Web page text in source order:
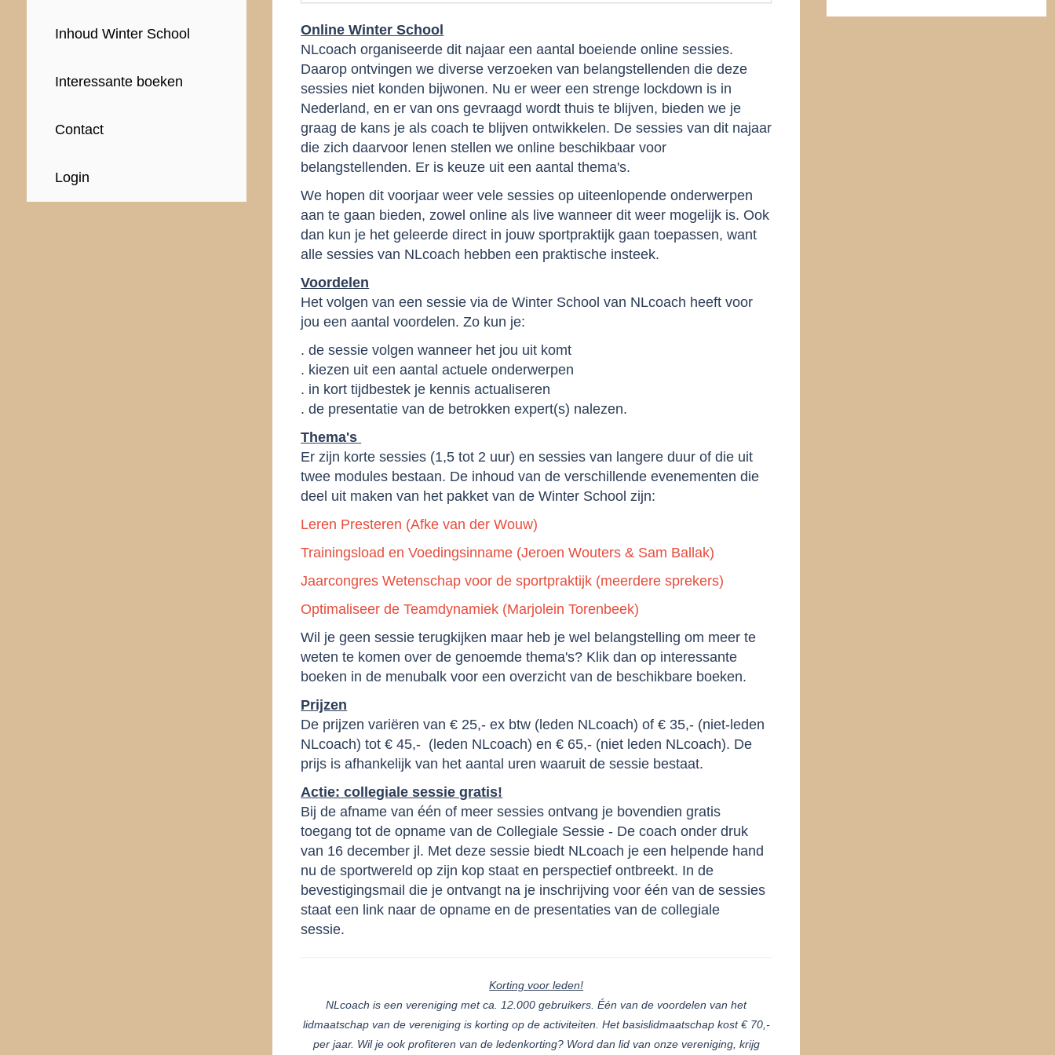
Inhoud Winter School
Interessante boeken
Contact
Login
Online Winter School
NLcoach organiseerde dit najaar een aantal boeiende online sessies.
Daarop ontvingen we diverse verzoeken van belangstellenden die deze
sessies niet konden bijwonen. Nu er weer een strenge lockdown is in
Nederland, en er van ons gevraagd wordt thuis te blijven, bieden we je
graag de kans je als coach te blijven ontwikkelen. De sessies van dit najaar
die zich daarvoor lenen stellen we online beschikbaar voor
belangstellenden. Er is keuze uit een aantal thema's.
We hopen dit voorjaar weer vele sessies op uiteenlopende onderwerpen
aan te gaan bieden, zowel online als live wanneer dit weer mogelijk is. Ook
dan kun je het geleerde direct in jouw sportpraktijk gaan toepassen, want
alle sessies van NLcoach hebben een praktische insteek.
Voordelen
Het volgen van een sessie via de Winter School van NLcoach heeft voor
jou een aantal voordelen. Zo kun je:
. de sessie volgen wanneer het jou uit komt
. kiezen uit een aantal actuele onderwerpen
. in kort tijdbestek je kennis actualiseren
. de presentatie van de betrokken expert(s) nalezen.
Thema's
Er zijn korte sessies (1,5 tot 2 uur) en sessies van langere duur of die uit
twee modules bestaan. De inhoud van de verschillende evenementen die
deel uit maken van het pakket van de Winter School zijn:
Leren Presteren (Afke van der Wouw)
Trainingsload en Voedingsinname (Jeroen Wouters & Sam Ballak)
Jaarcongres Wetenschap voor de sportpraktijk (meerdere sprekers)
Optimaliseer de Teamdynamiek (Marjolein Torenbeek)
Wil je geen sessie terugkijken maar heb je wel belangstelling om meer te
weten te komen over de genoemde thema's? Klik dan op interessante
boeken in de menubalk voor een overzicht van de beschikbare boeken.
Prijzen
De prijzen variëren van € 25,- ex btw (leden NLcoach) of € 35,- (niet-leden
NLcoach) tot € 45,- (leden NLcoach) en € 65,- (niet leden NLcoach). De
prijs is afhankelijk van het aantal uren waaruit de sessie bestaat.
Actie: collegiale sessie gratis!
Bij de afname van één of meer sessies ontvang je bovendien gratis
toegang tot de opname van de Collegiale Sessie - De coach onder druk
van 16 december jl. Met deze sessie biedt NLcoach je een helpende hand
nu de sportwereld op zijn kop staat en perspectief ontbreekt. In de
bevestigingsmail die je ontvangt na je inschrijving voor één van de sessies
staat een link naar de opname en de presentaties van de collegiale
sessie.
Korting voor leden!
NLcoach is een vereniging met ca. 12.000 gebruikers. Één van de voordelen van het
lidmaatschap van de vereniging is korting op de activiteiten. Het basislidmaatschap kost € 70,-
per jaar. Wil je ook profiteren van de ledenkorting? Word dan lid van onze vereniging, krijg